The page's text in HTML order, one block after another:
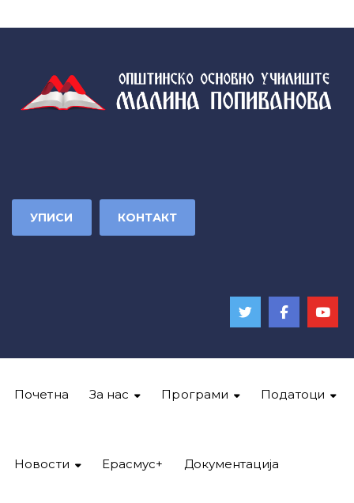
УПИСИ КОНТАКТ
Почетна За нас Програми Податоци
Новости Ерасмус+ Документација